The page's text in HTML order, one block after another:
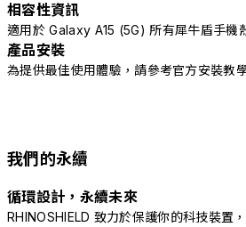
相容性資訊
適用於 Galaxy A15 (5G) 所有犀牛盾手機
產品安裝
為提供最佳使用體驗，請參考官方安裝教
我們的永續
循環設計，永續未來
RHINOSHIELD 致力於保護你的科技裝置